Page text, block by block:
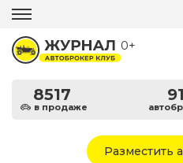
0+
8517
в продаже
91
Разместить